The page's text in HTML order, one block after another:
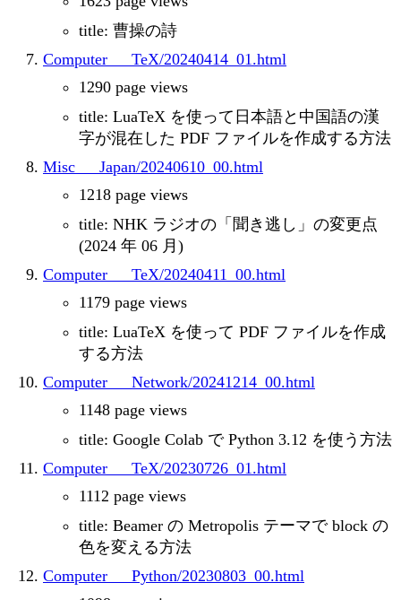
title: 曹操の詩
Computer___TeX/20240414_01.html
1290 page views
title: LuaTeX を使って日本語と中国語の漢
字が混在した PDF ファイルを作成する方法
Misc___Japan/20240610_00.html
1218 page views
title: NHK ラジオの「聞き逃し」の変更点
(2024 年 06 月)
Computer___TeX/20240411_00.html
1179 page views
title: LuaTeX を使って PDF ファイルを作成
する方法
Computer___Network/20241214_00.html
1148 page views
title: Google Colab で Python 3.12 を使う方法
Computer___TeX/20230726_01.html
1112 page views
title: Beamer の Metropolis テーマで block の
色を変える方法
Computer___Python/20230803_00.html